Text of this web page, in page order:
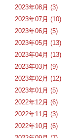
2023年08月 (3)
2023年07月 (10)
2023年06月 (5)
2023年05月 (13)
2023年04月 (13)
2023年03月 (9)
2023年02月 (12)
2023年01月 (5)
2022年12月 (6)
2022年11月 (3)
2022年10月 (6)